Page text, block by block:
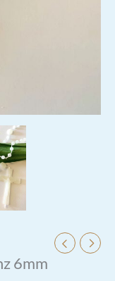
6mm